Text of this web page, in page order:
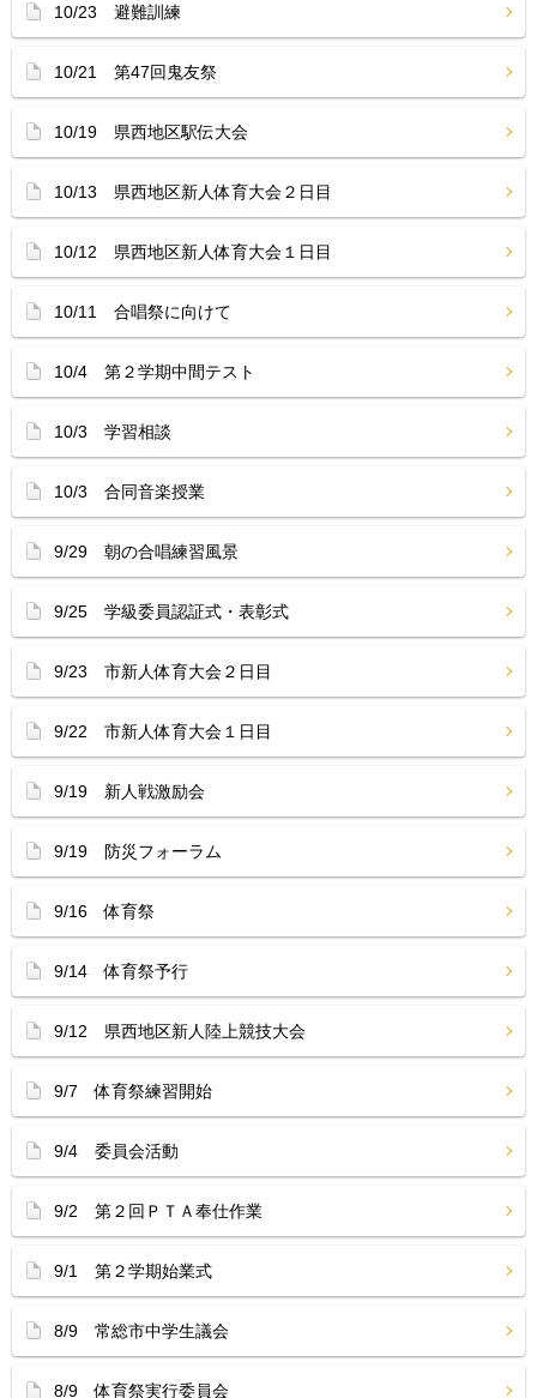
10/23 避難訓練
10/21 第47回鬼友祭
10/19 県西地区駅伝大会
10/13 県西地区新人体育大会２日目
10/12 県西地区新人体育大会１日目
10/11 合唱祭に向けて
10/4 第２学期中間テスト
10/3 学習相談
10/3 合同音楽授業
9/29 朝の合唱練習風景
9/25 学級委員認証式・表彰式
9/23 市新人体育大会２日目
9/22 市新人体育大会１日目
9/19 新人戦激励会
9/19 防災フォーラム
9/16 体育祭
9/14 体育祭予行
9/12 県西地区新人陸上競技大会
9/7 体育祭練習開始
9/4 委員会活動
9/2 第２回ＰＴＡ奉仕作業
9/1 第２学期始業式
8/9 常総市中学生議会
8/9 体育祭実行委員会